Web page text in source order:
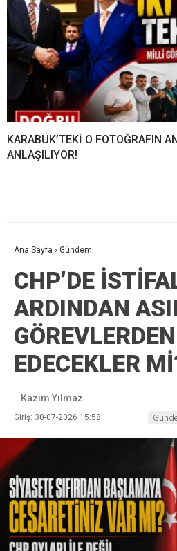
KARABÜK’TEKİ O FOTOĞRAFIN
ANLAŞILIYOR!
Ana Sayfa › Gündem
CHP’DE
ARDINDAN
EDECEKLER
Kazım Yılmaz
Giriş: 30-07-2026 15:58